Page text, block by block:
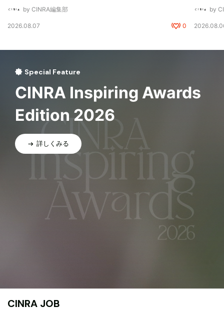
by CINRA編集部
2026.08.07 0
by
Special Feature
CINRA Inspiring Awards
Edition 2026
詳しくみる
CINRA JOB